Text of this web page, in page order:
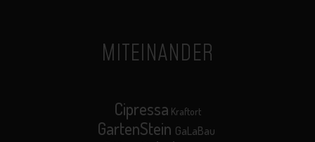
MITEINANDER
Cipressa Kraftort
GartenStein GaLaBau